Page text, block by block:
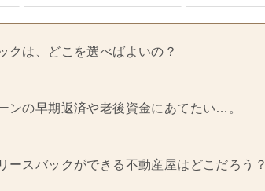
クは、どこを選べばよいの？
ンの早期返済や老後資金にあてたい…。
ースバックができる不動産屋はどこだろう？